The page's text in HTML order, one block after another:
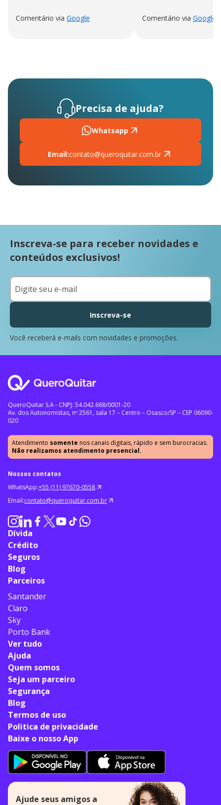
"impagável."
Comentário via Google Comentário via Google
Precisa de ajuda?
Whatsapp
Email:contato@queroquitar.com.br
Inscreva-se para receber novidades e
conteúdos exclusivos!
Inscreva-se
Você receberá e-mails com novidades e promoções.
QueroQuitar S.A - CNPJ: 54.042.668/0001-20
Av. dos Autonomistas, nº 2561, sala 17 – Centro – Osasco/SP – CEP 06090-
020
Atendimento somente nos canais digitais, rápido e sem burocracias.
Não realizamos atendimento presencial.
Nossos contatos
WhatsApp:+55 (11) 97670-0558
Email:contato@queroquitar.com.br
Dívida
Crédito
Seguros
Blog
Parceiros
Santander
Claro
Sky
Porto Bank
Ver tudo
Ajuda
Quem somos
Seja um parceiro
Segurança
Blog
Termos de uso
Politica de privacidade
Baixe o nosso App
Ajude seus amigos a